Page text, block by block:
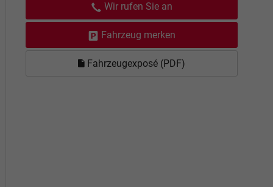
Wir rufen Sie an
Fahrzeug merken
Fahrzeugexposé (PDF)